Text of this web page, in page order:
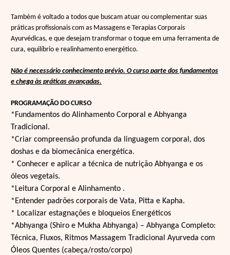
Também é voltado a todos que buscam atuar ou complementar suas
práticas profissionais com as Massagens e Terapias Corporais
Ayurvédicas, e que desejam transformar o toque em uma ferramenta de
cura, equilíbrio e realinhamento energético.
Não é necessário conhecimento prévio. O curso parte dos fundamentos
e chega às práticas avançadas.
PROGRAMAÇÃO DO CURSO
*Fundamentos do Alinhamento Corporal e Abhyanga
Tradicional.
*Criar compreensão profunda da linguagem corporal, dos
doshas e da biomecânica energética.
* Conhecer e aplicar a técnica de nutrição Abhyanga e os
óleos vegetais.
*Leitura Corporal e Alinhamento .
*Entender padrões corporais de Vata, Pitta e Kapha.
* Localizar estagnações e bloqueios Energéticos
*Abhyanga (Shiro e Mukha Abhyanga) – Abhyanga Completo:
Técnica, Fluxos, Ritmos Massagem Tradicional Ayurveda com
Óleos Quentes (cabeça/rosto/corpo)